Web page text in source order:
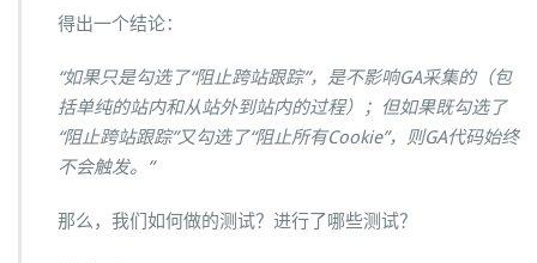
得出一个结论：
“如果只是勾选了“阻止跨站跟踪”，是不影响GA采集的（包
括单纯的站内和从站外到站内的过程）；但如果既勾选了
“阻止跨站跟踪”又勾选了“阻止所有Cookie”，则GA代码始终
不会触发。”
那么，我们如何做的测试？进行了哪些测试？